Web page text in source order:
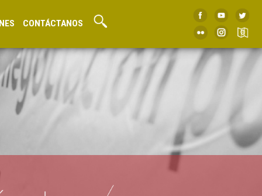
CONTÁCTANOS